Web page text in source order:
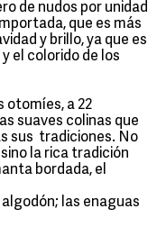
de nudos por unidad
que es más
y brillo, ya que es
el colorido de los
otomíes, a 22
suaves colinas que
sus tradiciones. No
la rica tradición
bordada, el
las enaguas